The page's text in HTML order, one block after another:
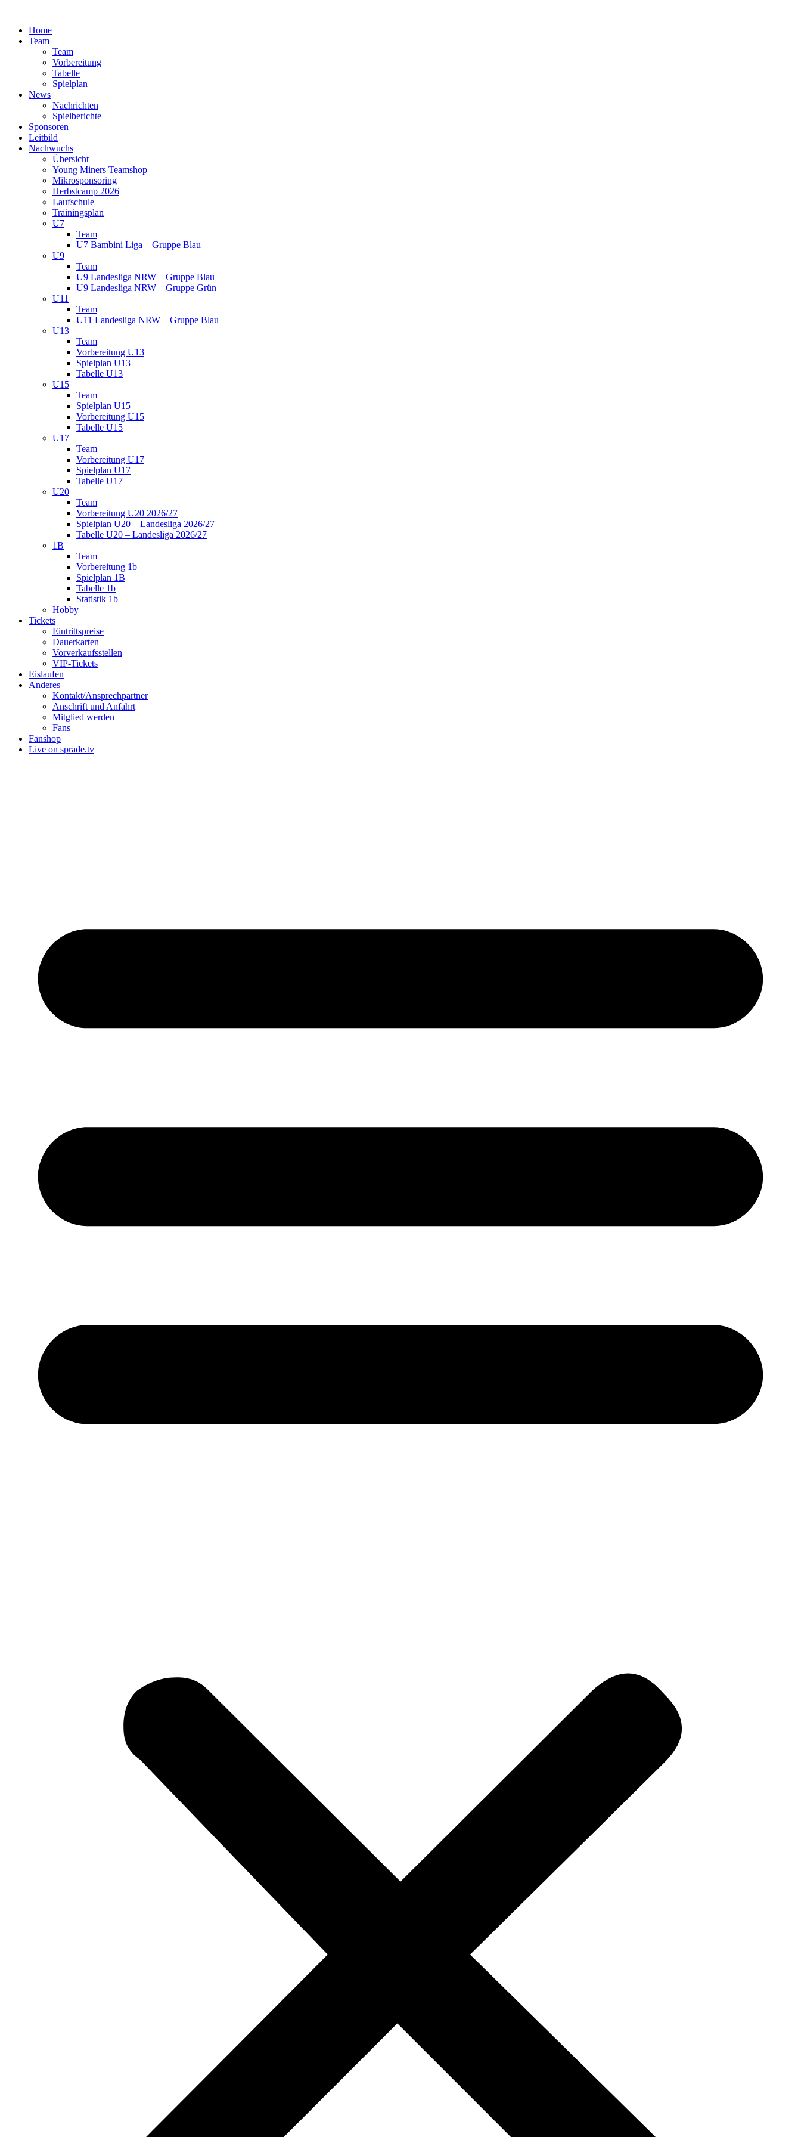
springenHome
Team
Team
Vorbereitung
Tabelle
Spielplan
News
Nachrichten
Spielberichte
Sponsoren
Leitbild
Nachwuchs
Übersicht
Young Miners Teamshop
Mikrosponsoring
Herbstcamp 2026
Laufschule
Trainingsplan
U7
Team
U7 Bambini Liga – Gruppe Blau
U9
Team
U9 Landesliga NRW – Gruppe Blau
U9 Landesliga NRW – Gruppe Grün
U11
Team
U11 Landesliga NRW – Gruppe Blau
U13
Team
Vorbereitung U13
Spielplan U13
Tabelle U13
U15
Team
Spielplan U15
Vorbereitung U15
Tabelle U15
U17
Team
Vorbereitung U17
Spielplan U17
Tabelle U17
U20
Team
Vorbereitung U20 2026/27
Spielplan U20 – Landesliga 2026/27
Tabelle U20 – Landesliga 2026/27
1B
Team
Vorbereitung 1b
Spielplan 1B
Tabelle 1b
Statistik 1b
Hobby
Tickets
Eintrittspreise
Dauerkarten
Vorverkaufsstellen
VIP-Tickets
Eislaufen
Anderes
Kontakt/Ansprechpartner
Anschrift und Anfahrt
Mitglied werden
Fans
Fanshop
Live on sprade.tv